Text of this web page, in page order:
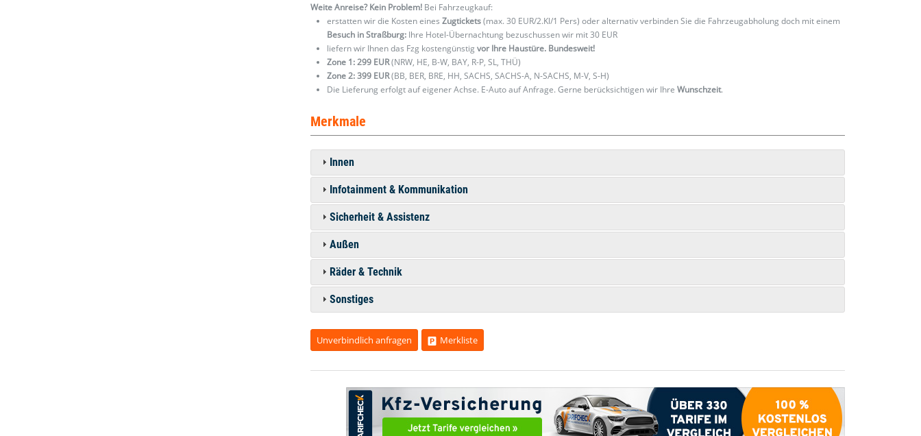
Weite Anreise? Kein Problem! Bei Fahrzeugkauf:
erstatten wir die Kosten einesZugtickets(max. 30 EUR/2.Kl/1 Pers) oder alternativ verbinden Sie die Fahrzeugabholung doch mit einem
Besuch in Straßburg: Ihre Hotel-Übernachtung bezuschussen wir mit 30 EUR
liefern wir Ihnen das Fzg kostengünstigvor Ihre Haustüre. Bundesweit!
Zone 1: 299 EUR(NRW, HE, B-W, BAY, R-P, SL, THÜ)
Zone 2: 399 EUR(BB, BER, BRE, HH, SACHS, SACHS-A, N-SACHS, M-V, S-H)
Die Lieferung erfolgt auf eigener Achse. E-Auto auf Anfrage. Gerne berücksichtigen wir IhreWunschzeit.
Merkmale
Innen
Infotainment & Kommunikation
Sicherheit & Assistenz
Außen
Räder & Technik
Sonstiges
Unverbindlich anfragen Merkliste